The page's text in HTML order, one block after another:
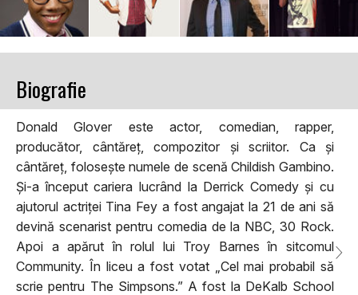
Biografie
Donald Glover este actor, comedian, rapper,
producător, cântăreț, compozitor și scriitor. Ca și
cântăreț, folosește numele de scenă Childish Gambino.
Și-a început cariera lucrând la Derrick Comedy și cu
ajutorul actriței Tina Fey a fost angajat la 21 de ani să
devină scenarist pentru comedia de la NBC, 30 Rock.
Apoi a apărut în rolul lui Troy Barnes în sitcomul
Community. În liceu a fost votat „Cel mai probabil să
scrie pentru The Simpsons.” A fost la DeKalb School